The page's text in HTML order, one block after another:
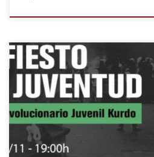
Este próximo viernes 12 a
presentación del libro
Juventud» del Movimiento
kurdo. Tendremos así mismo
disponibles para quién lo